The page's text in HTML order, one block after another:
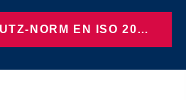
ZUR WARNSCHUTZ-NORM EN ISO 20471